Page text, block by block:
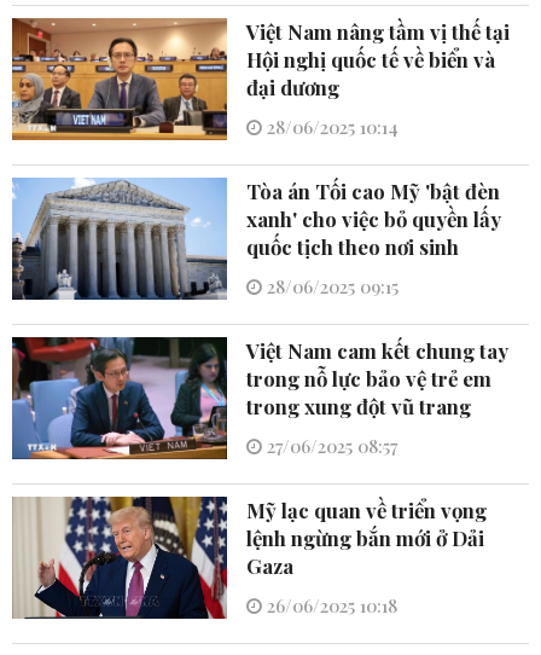
Việt Nam nâng tầm vị thế tại
Hội nghị quốc tế về biển và
đại dương
28/06/2025 10:14
Tòa án Tối cao Mỹ 'bật đèn
xanh' cho việc bỏ quyền lấy
quốc tịch theo nơi sinh
28/06/2025 09:15
Việt Nam cam kết chung tay
trong nỗ lực bảo vệ trẻ em
trong xung đột vũ trang
27/06/2025 08:57
Mỹ lạc quan về triển vọng
lệnh ngừng bắn mới ở Dải
Gaza
26/06/2025 10:18